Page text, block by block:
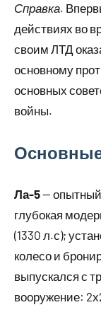
Справка.
действиях во
своим ЛТД
основному
основных
войны.
Ла-5—
глубокая
(1330 л.с);
колесо и
выпускался с
вооружение: